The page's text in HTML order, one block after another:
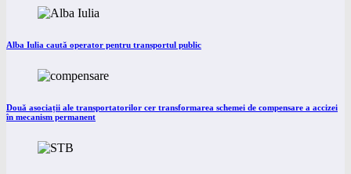
Alba Iulia caută operator pentru transportul public
Două asociații ale transportatorilor cer transformarea schemei de compensare a accizei
în mecanism permanent